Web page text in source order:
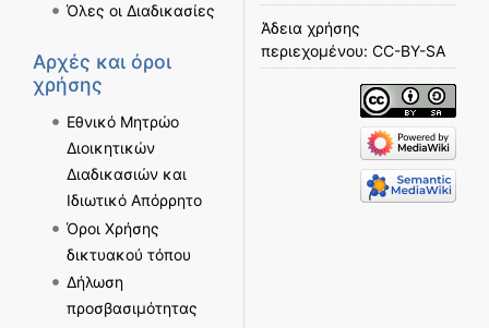
Όλες οι Διαδικασίες
Αρχές και όροι
χρήσης
Εθνικό Μητρώο
Διοικητικών
Διαδικασιών και
Ιδιωτικό Απόρρητο
Όροι Χρήσης
δικτυακού τόπου
Δήλωση
προσβασιμότητας
Άδεια χρήσης
περιεχομένου: CC-BY-SA